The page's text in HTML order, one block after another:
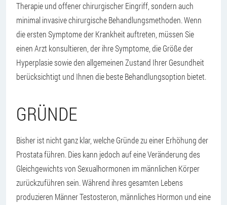
Therapie und offener chirurgischer Eingriff, sondern auch
minimal invasive chirurgische Behandlungsmethoden. Wenn
die ersten Symptome der Krankheit auftreten, müssen Sie
einen Arzt konsultieren, der ihre Symptome, die Größe der
Hyperplasie sowie den allgemeinen Zustand Ihrer Gesundheit
berücksichtigt und Ihnen die beste Behandlungsoption bietet.
GRÜNDE
Bisher ist nicht ganz klar, welche Gründe zu einer Erhöhung der
Prostata führen. Dies kann jedoch auf eine Veränderung des
Gleichgewichts von Sexualhormonen im männlichen Körper
zurückzuführen sein. Während ihres gesamten Lebens
produzieren Männer Testosteron, männliches Hormon und eine